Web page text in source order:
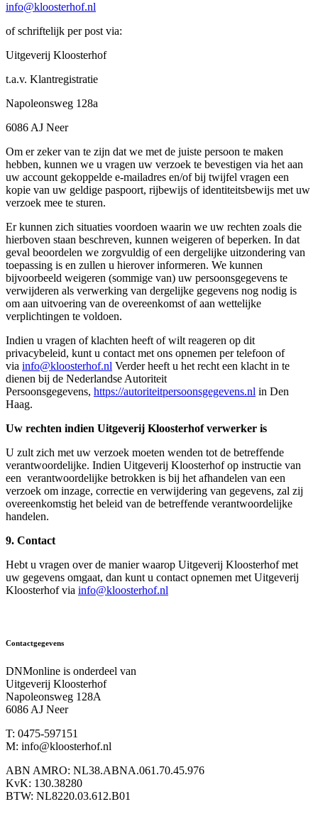
info@kloosterhof.nl
of schriftelijk per post via:
Uitgeverij Kloosterhof
t.a.v. Klantregistratie
Napoleonsweg 128a
6086 AJ Neer
Om er zeker van te zijn dat we met de juiste persoon te maken
hebben, kunnen we u vragen uw verzoek te bevestigen via het aan
uw account gekoppelde e-mailadres en/of bij twijfel vragen een
kopie van uw geldige paspoort, rijbewijs of identiteitsbewijs met uw
verzoek mee te sturen.
Er kunnen zich situaties voordoen waarin we uw rechten zoals die
hierboven staan beschreven, kunnen weigeren of beperken. In dat
geval beoordelen we zorgvuldig of een dergelijke uitzondering van
toepassing is en zullen u hierover informeren. We kunnen
bijvoorbeeld weigeren (sommige van) uw persoonsgegevens te
verwijderen als verwerking van dergelijke gegevens nog nodig is
om aan uitvoering van de overeenkomst of aan wettelijke
verplichtingen te voldoen.
Indien u vragen of klachten heeft of wilt reageren op dit
privacybeleid, kunt u contact met ons opnemen per telefoon of
via info@kloosterhof.nl Verder heeft u het recht een klacht in te
dienen bij de Nederlandse Autoriteit
Persoonsgegevens, https://autoriteitpersoonsgegevens.nl in Den
Haag.
Uw rechten indien Uitgeverij Kloosterhof verwerker is
U zult zich met uw verzoek moeten wenden tot de betreffende
verantwoordelijke. Indien Uitgeverij Kloosterhof op instructie van
een verantwoordelijke betrokken is bij het afhandelen van een
verzoek om inzage, correctie en verwijdering van gegevens, zal zij
overeenkomstig het beleid van de betreffende verantwoordelijke
handelen.
9. Contact
Hebt u vragen over de manier waarop Uitgeverij Kloosterhof met
uw gegevens omgaat, dan kunt u contact opnemen met Uitgeverij
Kloosterhof via info@kloosterhof.nl
Contactgegevens
DNMonline is onderdeel van
Uitgeverij Kloosterhof
Napoleonsweg 128A
6086 AJ Neer
T: 0475-597151
M: info@kloosterhof.nl
ABN AMRO: NL38.ABNA.061.70.45.976
KvK: 130.38280
BTW: NL8220.03.612.B01